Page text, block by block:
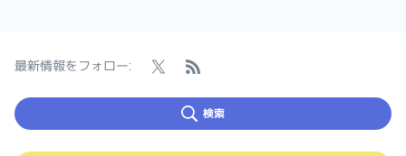
最新情報をフォロー:
検索